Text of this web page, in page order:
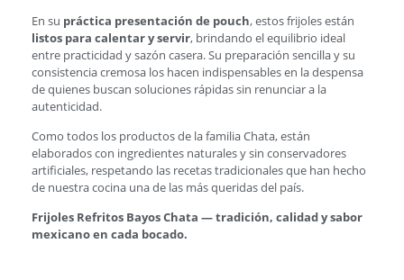
En su práctica presentación de pouch, estos frijoles están
listos para calentar y servir, brindando el equilibrio ideal
entre practicidad y sazón casera. Su preparación sencilla y su
consistencia cremosa los hacen indispensables en la despensa
de quienes buscan soluciones rápidas sin renunciar a la
autenticidad.
Como todos los productos de la familia Chata, están
elaborados con ingredientes naturales y sin conservadores
artificiales, respetando las recetas tradicionales que han hecho
de nuestra cocina una de las más queridas del país.
Frijoles Refritos Bayos Chata — tradición, calidad y sabor
mexicano en cada bocado.